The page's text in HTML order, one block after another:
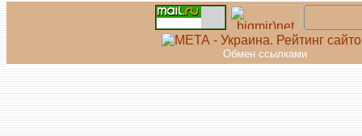
Обмен ссылками